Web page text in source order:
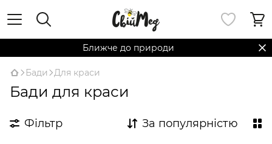
Ближче до природи
Бади Для краси
Бади для краси
Фільтр За популярністю